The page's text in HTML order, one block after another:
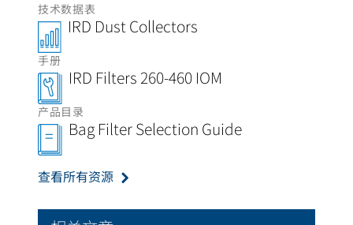
技术数据表
IRD Dust Collectors
手册
IRD Filters 260-460 IOM
产品目录
Bag Filter Selection Guide
查看所有资源